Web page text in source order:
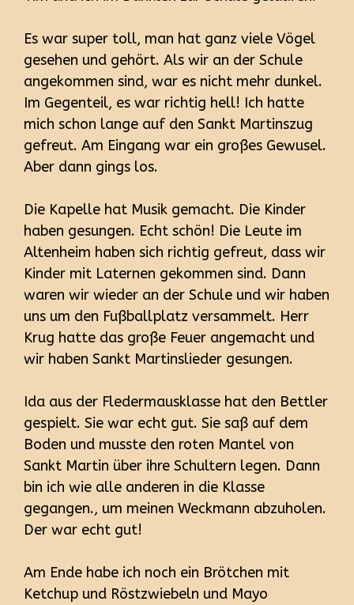
Es war super toll, man hat ganz viele Vögel
gesehen und gehört. Als wir an der Schule
angekommen sind, war es nicht mehr dunkel.
Im Gegenteil, es war richtig hell! Ich hatte
mich schon lange auf den Sankt Martinszug
gefreut. Am Eingang war ein großes Gewusel.
Aber dann gings los.
Die Kapelle hat Musik gemacht. Die Kinder
haben gesungen. Echt schön! Die Leute im
Altenheim haben sich richtig gefreut, dass wir
Kinder mit Laternen gekommen sind. Dann
waren wir wieder an der Schule und wir haben
uns um den Fußballplatz versammelt. Herr
Krug hatte das große Feuer angemacht und
wir haben Sankt Martinslieder gesungen.
Ida aus der Fledermausklasse hat den Bettler
gespielt. Sie war echt gut. Sie saß auf dem
Boden und musste den roten Mantel von
Sankt Martin über ihre Schultern legen. Dann
bin ich wie alle anderen in die Klasse
gegangen., um meinen Weckmann abzuholen.
Der war echt gut!
Am Ende habe ich noch ein Brötchen mit
Ketchup und Röstzwiebeln und Mayo